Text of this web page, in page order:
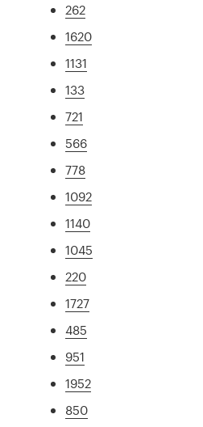
262
1620
1131
133
721
566
778
1092
1140
1045
220
1727
485
951
1952
850